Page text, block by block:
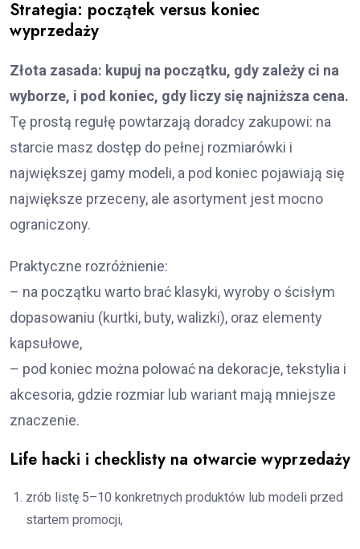
Strategia: początek versus koniec
wyprzedaży
Złota zasada: kupuj na początku, gdy zależy ci na
wyborze, i pod koniec, gdy liczy się najniższa cena.
Tę prostą regułę powtarzają doradcy zakupowi: na
starcie masz dostęp do pełnej rozmiarówki i
największej gamy modeli, a pod koniec pojawiają się
największe przeceny, ale asortyment jest mocno
ograniczony.
Praktyczne rozróżnienie:
– na początku warto brać klasyki, wyroby o ścisłym
dopasowaniu (kurtki, buty, walizki), oraz elementy
kapsułowe,
– pod koniec można polować na dekoracje, tekstylia i
akcesoria, gdzie rozmiar lub wariant mają mniejsze
znaczenie.
Life hacki i checklisty na otwarcie wyprzedaży
zrób listę 5–10 konkretnych produktów lub modeli przed
startem promocji,